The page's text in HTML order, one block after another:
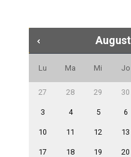
August
Lu Ma Mi Jo
27 28 29 30
3 4 5 6
10 11 12 13
17 18 19 20